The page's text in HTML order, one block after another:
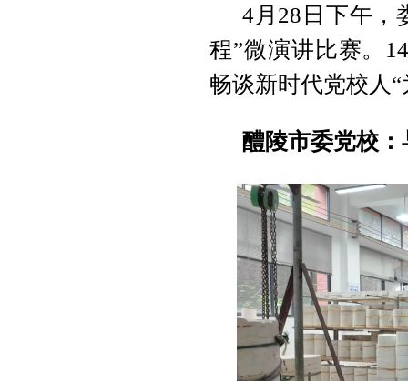
4月28日下午，
程”微演讲比赛。
畅谈新时代党校人
醴陵市委党校